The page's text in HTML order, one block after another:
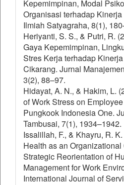
Kepemimpinan, Modal
Organisasi terhadap
Ilmiah Satyagraha, 8(1),
Heriyanti, S. S., & Putri, R.
Gaya Kepemimpinan,
Stres Kerja terhadap
Cikarang. Jurnal
3(2), 88–97.
Hidayat, A. N., & Hakim, L.
of Work Stress on
Pungkook Indonesia One.
Tambusai, 7(1), 1934–1942.
Issalillah, F., & Khayru, R.
Health as an
Strategic Reorientation of
Management for Work
International Journal of